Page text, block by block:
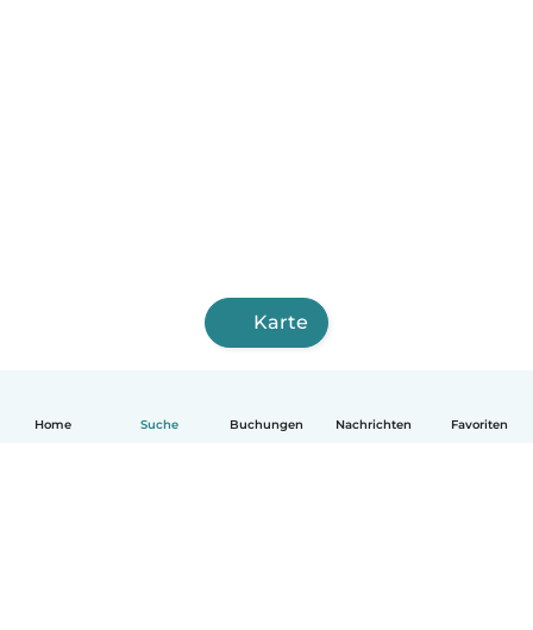
Home Suche Buchungen Nachrichten Favoriten
Karte